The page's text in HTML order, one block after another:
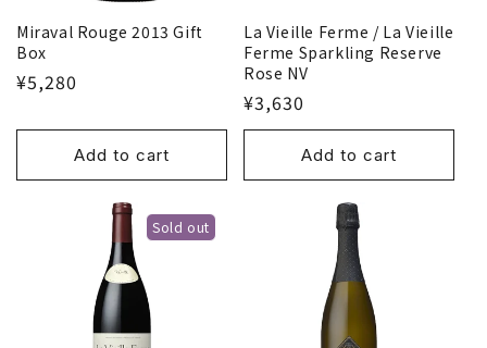
n
:
Miraval Rouge 2013 Gift
Box
¥5,280
Add to cart
La Vieille Ferme / La Vieille
Ferme Sparkling Reserve
Rose NV
¥3,630
Add to cart
Sold out